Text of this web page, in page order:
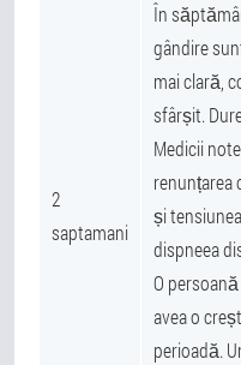
2
saptamani
În
gândire
mai clară,
sfârșit.
Medicii
renunțarea
și
dispneea
O
avea o
perioadă.